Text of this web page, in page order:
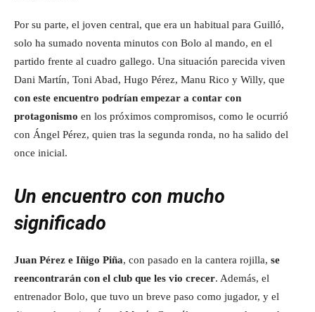
Por su parte, el joven central, que era un habitual para Guilló,
solo ha sumado noventa minutos con Bolo al mando, en el
partido frente al cuadro gallego. Una situación parecida viven
Dani Martín, Toni Abad, Hugo Pérez, Manu Rico y Willy, que
con este encuentro podrían empezar a contar con
protagonismo en los próximos compromisos, como le ocurrió
con Ángel Pérez, quien tras la segunda ronda, no ha salido del
once inicial.
Un encuentro con mucho
significado
Juan Pérez e Iñigo Piña, con pasado en la cantera rojilla, se
reencontrarán con el club que les vio crecer. Además, el
entrenador Bolo, que tuvo un breve paso como jugador, y el